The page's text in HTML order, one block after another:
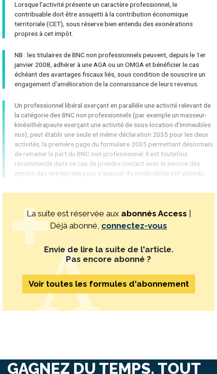
Lorsque l'activité présente un caractère professionnel, le
contribuable doit être assujetti à la contribution économique
territoriale (CET), sous réserve bien entendu des exonérations
propres à cet impôt.
NB : les titulaires de BNC non professionnels peuvent, depuis le 1er
janvier 2008, adhérer à une AGA ou un OMGA et bénéficier le cas
échéant des avantages fiscaux liés, sous condition de souscrire un
engagement d'amélioration de la connaissance de leurs revenus.
Un professionnel libéral exerçant en parallèle une activité relevant de
la catégorie des BNC non professionnels (par exemple un masseur-
kinésithérapeute exerçant une activité de sous-location d'immeubles
nus), peut établir une seule et même déclaration 2035 pour les deux
activités, la première page du formulaire 2035 permettant désormais
de retraiter la part du BNC non professionnel. Il est toutefois
recommandé dans ce cas de prendre contact avec le service des
impôts des entreprises pour s'assurer du mode déclaratif attendu.
La suite est réservée aux abonnés Access |
Déjà abonné, connectez-vous
Envie de lire la suite de l'article.
Pas encore abonné ?
Voir toutes les formules d'abonnement
GAGNEZ DU TEMPS, TOUT